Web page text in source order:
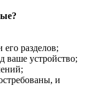
его разделов;
ваше устройство;
и